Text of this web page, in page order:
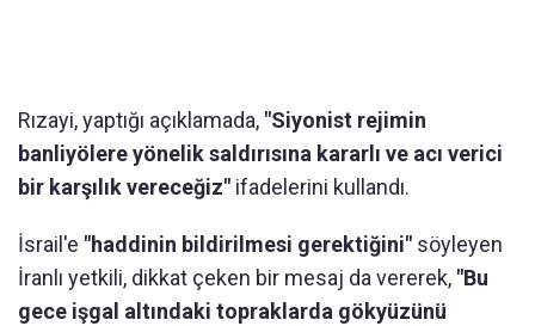
Rızayi, yaptığı açıklamada, "Siyonist rejimin
banliyölere yönelik saldırısına kararlı ve acı verici
bir karşılık vereceğiz" ifadelerini kullandı.
İsrail'e "haddinin bildirilmesi gerektiğini" söyleyen
İranlı yetkili, dikkat çeken bir mesaj da vererek, "Bu
gece işgal altındaki topraklarda gökyüzünü